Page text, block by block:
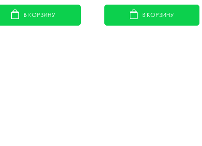
В КОРЗИНУ В КОРЗИНУ